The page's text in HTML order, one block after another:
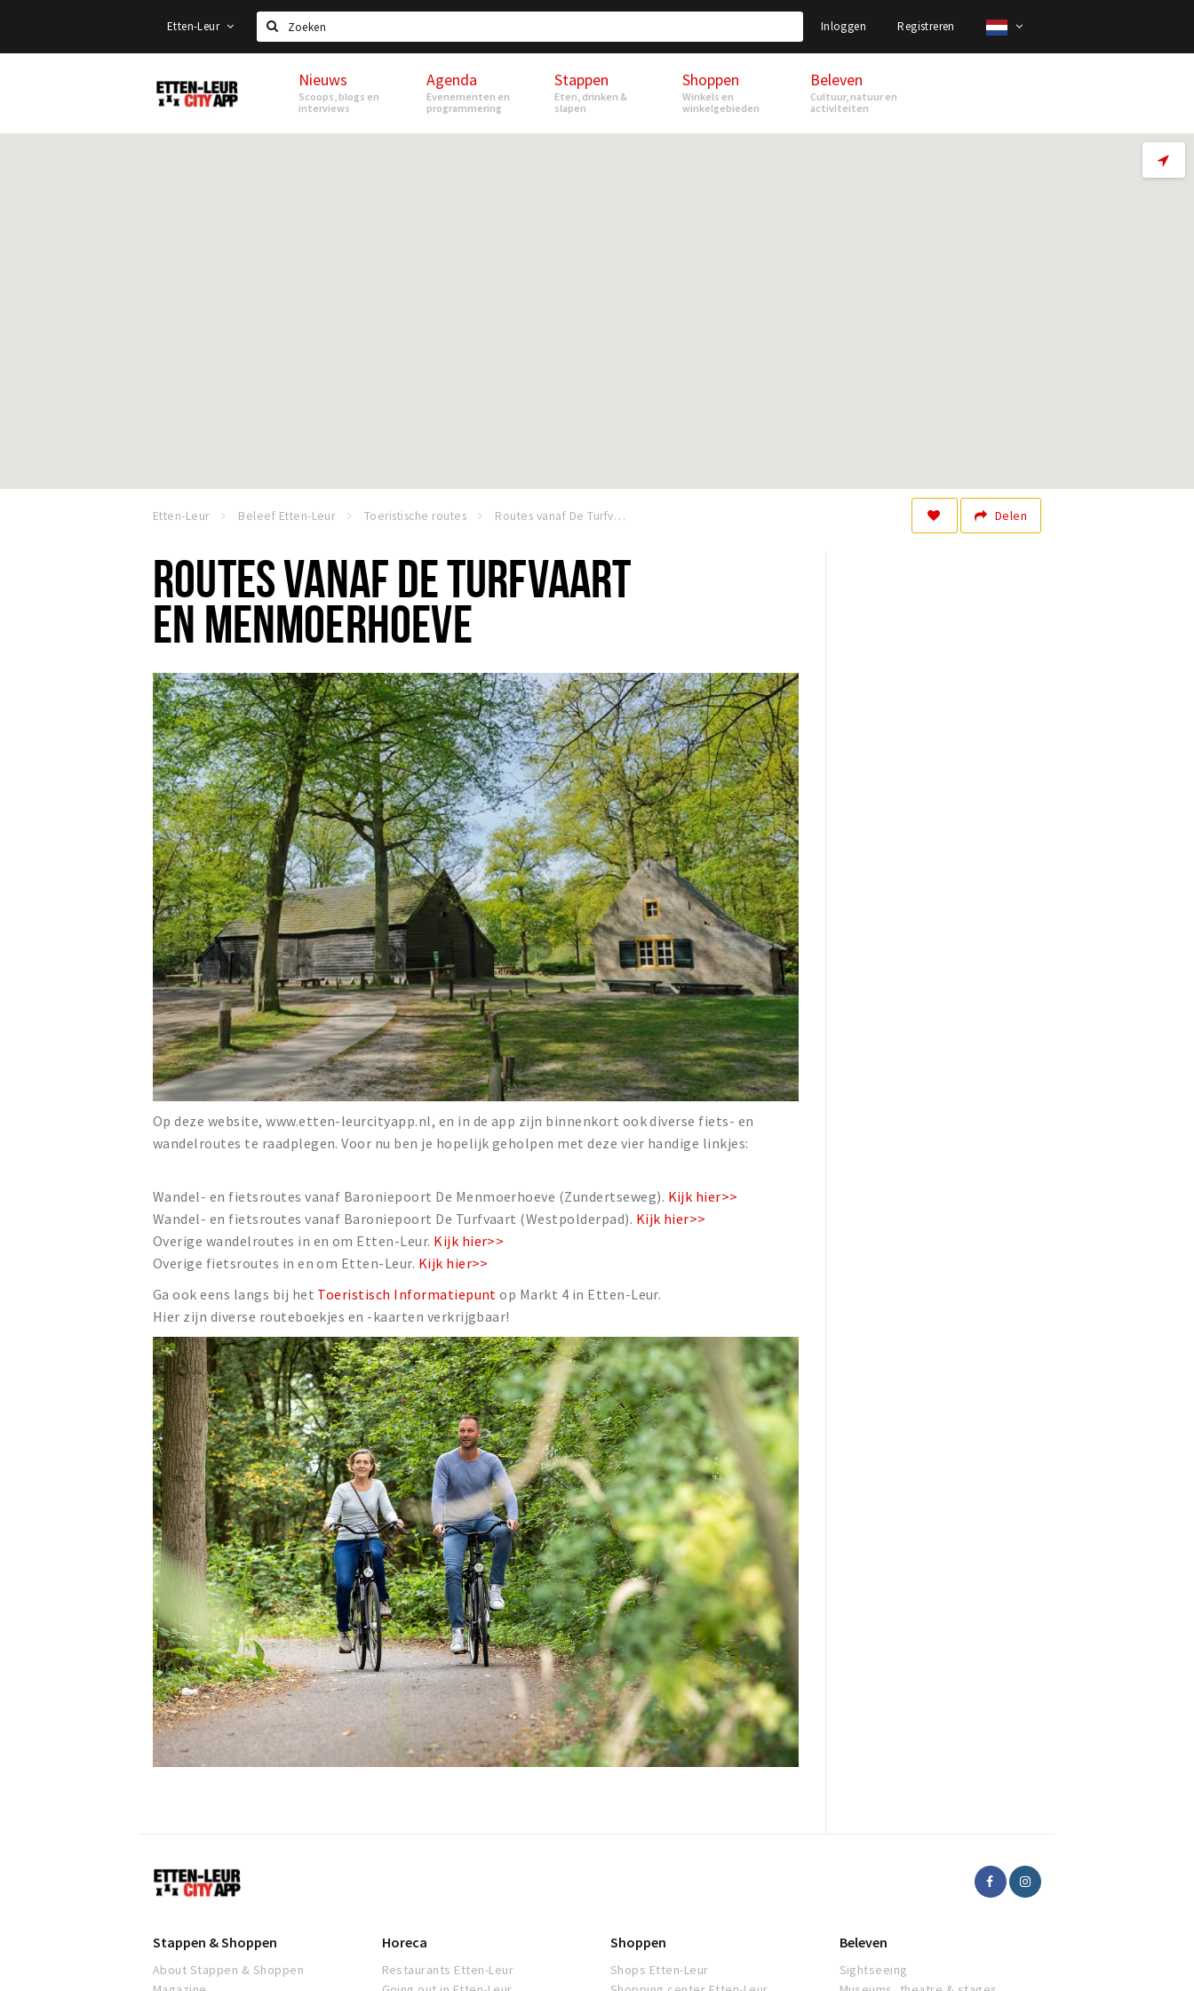
Etten-Leur
Zoeken
Inloggen Registreren
Etten-
Leur
Nieuws
Scoops, blogs en
interviews
Agenda
Evenementen en
programmering
Stappen
Eten, drinken &
slapen
Shoppen
Winkels en
winkelgebieden
Beleven
Cultuur, natuur en
activiteiten
Etten-Leur Beleef Etten-Leur Toeristische routes Routes vanaf De Turfvaart en Menmoerhoeve Delen
ROUTES VANAF DE TURFVAART
EN MENMOERHOEVE
Op deze website, www.etten-leurcityapp.nl, en in de app zijn binnenkort ook diverse fiets- en
wandelroutes te raadplegen. Voor nu ben je hopelijk geholpen met deze vier handige linkjes:
Wandel- en fietsroutes vanaf Baroniepoort De Menmoerhoeve (Zundertseweg). Kijk hier>>
Wandel- en fietsroutes vanaf Baroniepoort De Turfvaart (Westpolderpad). Kijk hier>>
Overige wandelroutes in en om Etten-Leur. Kijk hier>>
Overige fietsroutes in en om Etten-Leur. Kijk hier>>
Ga ook eens langs bij het Toeristisch Informatiepunt op Markt 4 in Etten-Leur.
Hier zijn diverse routeboekjes en -kaarten verkrijgbaar!
Etten-
Leur
Stappen & Shoppen
About Stappen & Shoppen
Horeca
Restaurants Etten-Leur
Shoppen
Shops Etten-Leur
Beleven
Sightseeing